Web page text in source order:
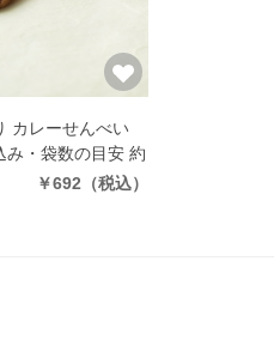
カレーせんべい
み・袋数の目安 約
￥692 （税込）